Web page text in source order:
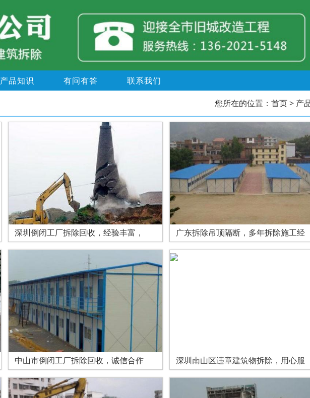
产品知识 有问有答 联系我们
您所在的位置： 首页> 产
深圳倒闭工厂拆除回收，经验丰富， 广东拆除吊顶隔断，多年拆除施工经
中山市倒闭工厂拆除回收，诚信合作 深圳南山区违章建筑物拆除，用心服